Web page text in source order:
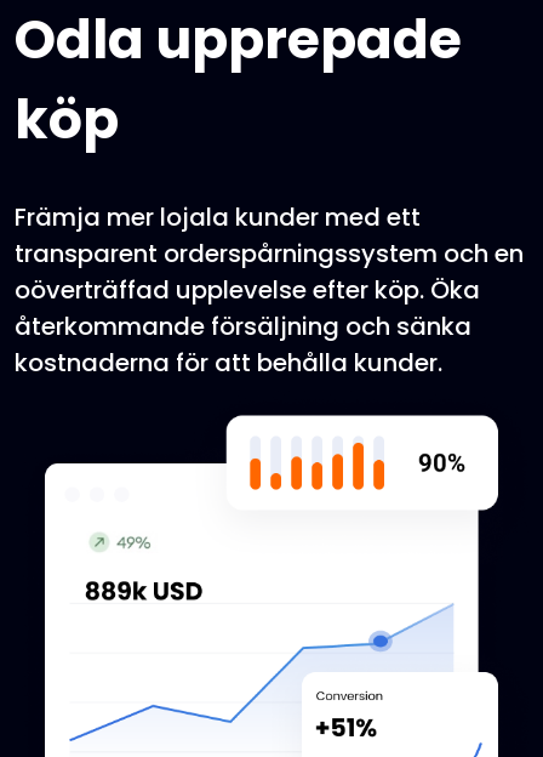
Odla upprepade
köp
Främja mer lojala kunder med ett
transparent orderspårningssystem och en
oöverträffad upplevelse efter köp. Öka
återkommande försäljning och sänka
kostnaderna för att behålla kunder.